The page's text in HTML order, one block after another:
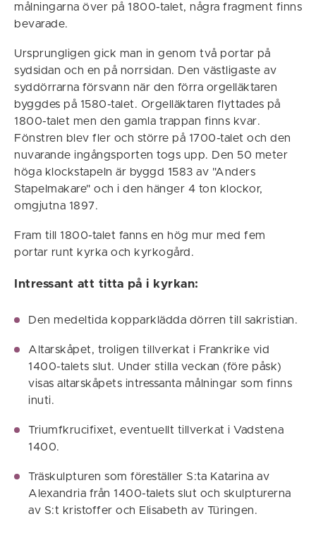
målningarna över på 1800-talet, några fragment finns
bevarade.
Ursprungligen gick man in genom två portar på
sydsidan och en på norrsidan. Den västligaste av
syddörrarna försvann när den förra orgelläktaren
byggdes på 1580-talet. Orgelläktaren flyttades på
1800-talet men den gamla trappan finns kvar.
Fönstren blev fler och större på 1700-talet och den
nuvarande ingångsporten togs upp. Den 50 meter
höga klockstapeln är byggd 1583 av "Anders
Stapelmakare" och i den hänger 4 ton klockor,
omgjutna 1897.
Fram till 1800-talet fanns en hög mur med fem
portar runt kyrka och kyrkogård.
Intressant att titta på i kyrkan:
Den medeltida kopparklädda dörren till sakristian.
Altarskåpet, troligen tillverkat i Frankrike vid
1400-talets slut. Under stilla veckan (före påsk)
visas altarskåpets intressanta målningar som finns
inuti.
Triumfkrucifixet, eventuellt tillverkat i Vadstena
1400.
Träskulpturen som föreställer S:ta Katarina av
Alexandria från 1400-talets slut och skulpturerna
av S:t kristoffer och Elisabeth av Türingen.